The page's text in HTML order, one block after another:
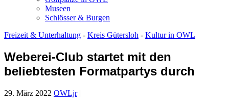
Museen
Schlösser & Burgen
Freizeit & Unterhaltung - Kreis Gütersloh - Kultur in OWL
Weberei-Club startet mit den
beliebtesten Formatpartys durch
29. März 2022 OWLjr |